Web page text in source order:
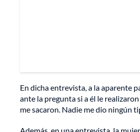
En dicha entrevista, a la aparente
ante la pregunta si a él le
me sacaron. Nadie me dio ningún